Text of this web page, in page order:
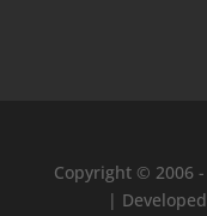
Copyright © 2006
|